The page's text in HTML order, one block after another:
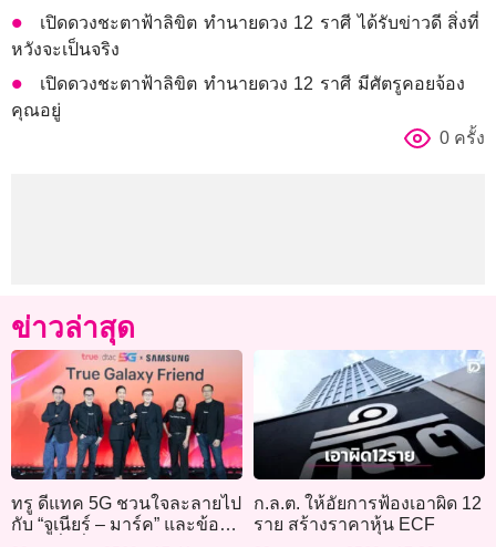
เปิดดวงชะตาฟ้าลิขิต ทำนายดวง 12 ราศี ได้รับข่าวดี สิ่งที่
หวังจะเป็นจริง
เปิดดวงชะตาฟ้าลิขิต ทำนายดวง 12 ราศี มีศัตรูคอยจ้อง
คุณอยู่
0 ครั้ง
ข่าวล่าสุด
ทรู ดีแทค 5G ชวนใจละลายไป
กับ “จูเนียร์ – มาร์ค” และข้อ
ก.ล.ต. ให้อัยการฟ้องเอาผิด 12
ราย สร้างราคาหุ้น ECF